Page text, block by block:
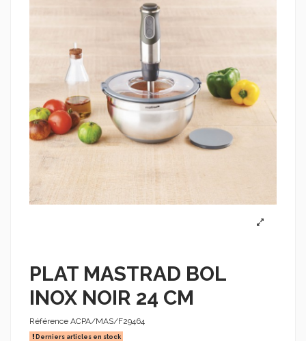
PLAT MASTRAD BOL
INOX NOIR 24 CM
Référence ACPA/MAS/F29464
Derniers articles en stock